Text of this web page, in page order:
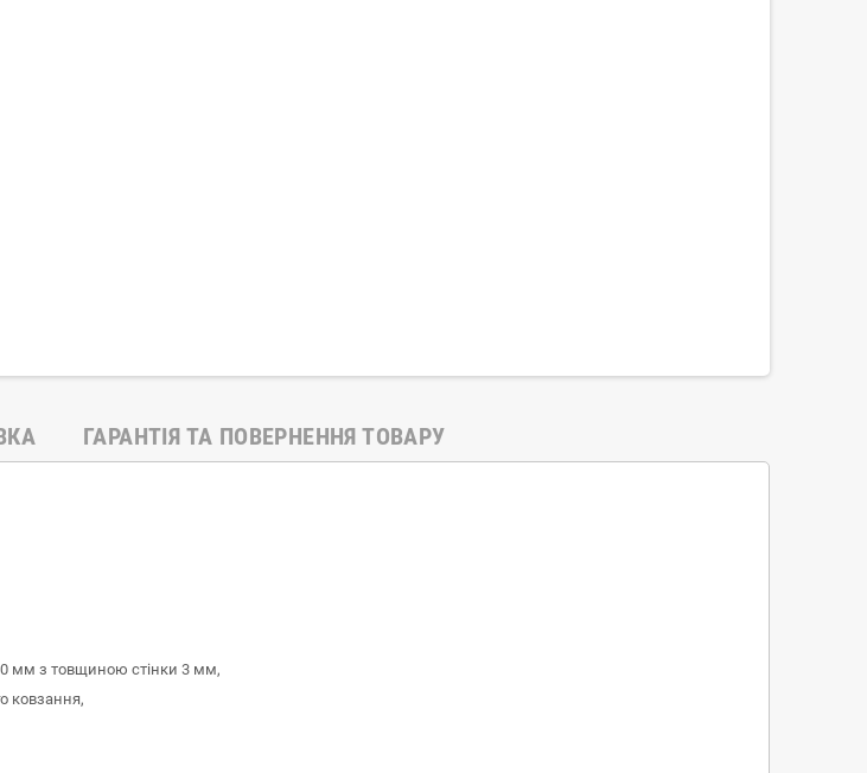
ГАРАНТІЯ ТА ПОВЕРНЕННЯ ТОВАРУ
мм з товщиною стінки 3 мм,
ковзання,